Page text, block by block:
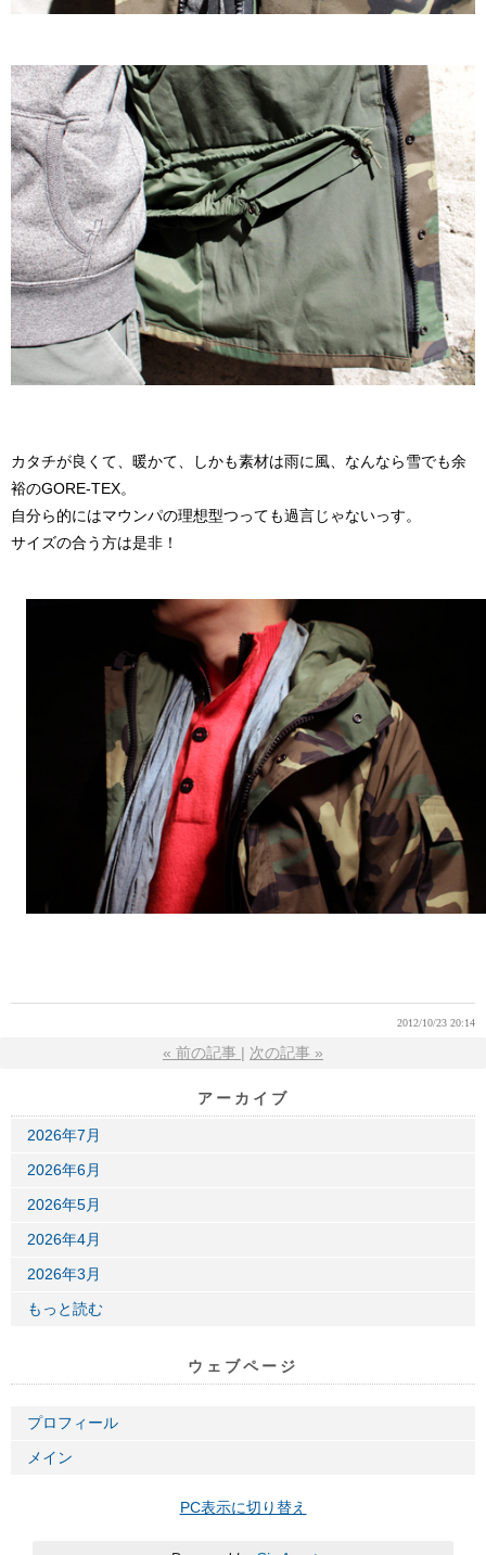
カタチが良くて、暖かて、しかも素材は雨に風、なんなら雪でも余
裕のGORE-TEX。
自分ら的にはマウンパの理想型つっても過言じゃないっす。
サイズの合う方は是非！
2012/10/23 20:14
« 前の記事 次の記事 »
アーカイブ
2026年7月
2026年6月
2026年5月
2026年4月
2026年3月
もっと読む
ウェブページ
プロフィール
メイン
PC表示に切り替え